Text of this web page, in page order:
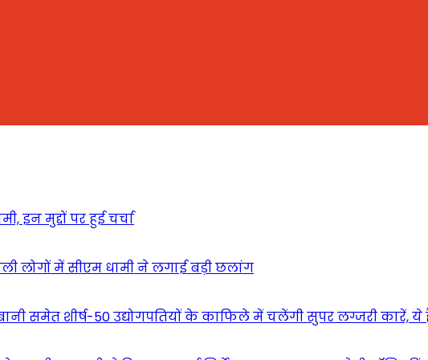
इन मुद्दों पर हुई चर्चा
लोगों में सीएम धामी ने लगाई बड़ी छलांग
समेत शीर्ष-50 उद्योगपतियों के काफिले में चलेंगी सुपर लग्जरी कारें, ये